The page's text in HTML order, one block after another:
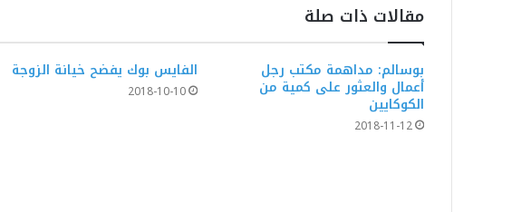
مقالات ذات صلة
بوسالم: مداهمة مكتب رجل
أعمال والعثور على كمية من
الكوكايين
2018-11-12
الفايس بوك يفضح خيانة الزوجة
2018-10-10